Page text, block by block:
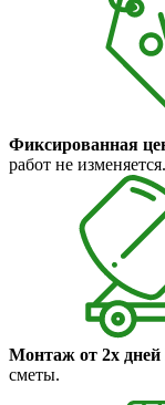
Фиксированная
работ не изменяется.
Монтаж от 2х дней
сметы.